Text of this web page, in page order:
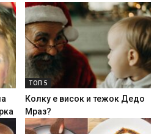
ТОП 5
Колку е висок и тежок Дедо
Мраз?